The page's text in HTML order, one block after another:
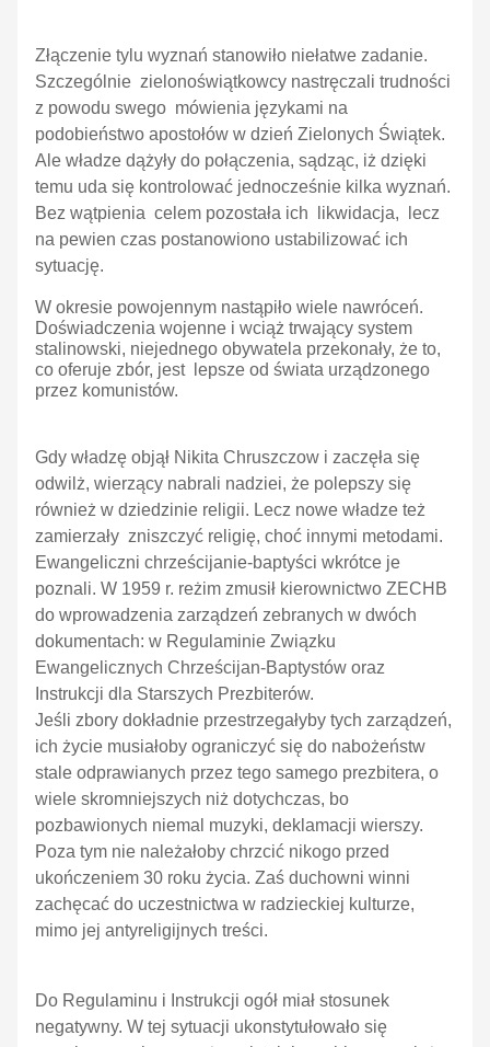
Złączenie tylu wyznań stanowiło niełatwe zadanie.
Szczególnie zielonoświątkowcy nastręczali trudności
z powodu swego mówienia językami na
podobieństwo apostołów w dzień Zielonych Świątek.
Ale władze dążyły do połączenia, sądząc, iż dzięki
temu uda się kontrolować jednocześnie kilka wyznań.
Bez wątpienia celem pozostała ich likwidacja, lecz
na pewien czas postanowiono ustabilizować ich
sytuację.
W okresie powojennym nastąpiło wiele nawróceń.
Doświadczenia wojenne i wciąż trwający system
stalinowski, niejednego obywatela przekonały, że to,
co oferuje zbór, jest lepsze od świata urządzonego
przez komunistów.
Gdy władzę objął Nikita Chruszczow i zaczęła się
odwilż, wierzący nabrali nadziei, że polepszy się
również w dziedzinie religii. Lecz nowe władze też
zamierzały zniszczyć religię, choć innymi metodami.
Ewangeliczni chrześcijanie-baptyści wkrótce je
poznali. W 1959 r. reżim zmusił kierownictwo ZECHB
do wprowadzenia zarządzeń zebranych w dwóch
dokumentach: w Regulaminie Związku
Ewangelicznych Chrześcijan-Baptystów oraz
Instrukcji dla Starszych Prezbiterów.
Jeśli zbory dokładnie przestrzegałyby tych zarządzeń,
ich życie musiałoby ograniczyć się do nabożeństw
stale odprawianych przez tego samego prezbitera, o
wiele skromniejszych niż dotychczas, bo
pozbawionych niemal muzyki, deklamacji wierszy.
Poza tym nie należałoby chrzcić nikogo przed
ukończeniem 30 roku życia. Zaś duchowni winni
zachęcać do uczestnictwa w radzieckiej kulturze,
mimo jej antyreligijnych treści.
Do Regulaminu i Instrukcji ogół miał stosunek
negatywny. W tej sytuacji ukonstytułowało się